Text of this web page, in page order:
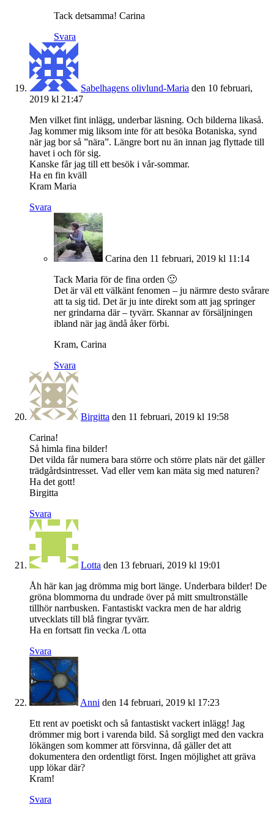
Tack detsamma! Carina
Svara
Sabelhagens olivlund-Maria den 10 februari,
2019 kl 21:47
Men vilket fint inlägg, underbar läsning. Och bilderna likaså.
Jag kommer mig liksom inte för att besöka Botaniska, synd
när jag bor så ”nära”. Längre bort nu än innan jag flyttade till
havet i och för sig.
Kanske får jag till ett besök i vår-sommar.
Ha en fin kväll
Kram Maria
Svara
Carina den 11 februari, 2019 kl 11:14
Tack Maria för de fina orden 🙂
Det är väl ett välkänt fenomen – ju närmre desto svårare
att ta sig tid. Det är ju inte direkt som att jag springer
ner grindarna där – tyvärr. Skannar av försäljningen
ibland när jag ändå åker förbi.
Kram, Carina
Svara
Birgitta den 11 februari, 2019 kl 19:58
Carina!
Så himla fina bilder!
Det vilda får numera bara större och större plats när det gäller
trädgårdsintresset. Vad eller vem kan mäta sig med naturen?
Ha det gott!
Birgitta
Svara
Lotta den 13 februari, 2019 kl 19:01
Åh här kan jag drömma mig bort länge. Underbara bilder! De
gröna blommorna du undrade över på mitt smultronställe
tillhör narrbusken. Fantastiskt vackra men de har aldrig
utvecklats till blå fingrar tyvärr.
Ha en fortsatt fin vecka /L otta
Svara
Anni den 14 februari, 2019 kl 17:23
Ett rent av poetiskt och så fantastiskt vackert inlägg! Jag
drömmer mig bort i varenda bild. Så sorgligt med den vackra
lökängen som kommer att försvinna, då gäller det att
dokumentera den ordentligt först. Ingen möjlighet att gräva
upp lökar där?
Kram!
Svara